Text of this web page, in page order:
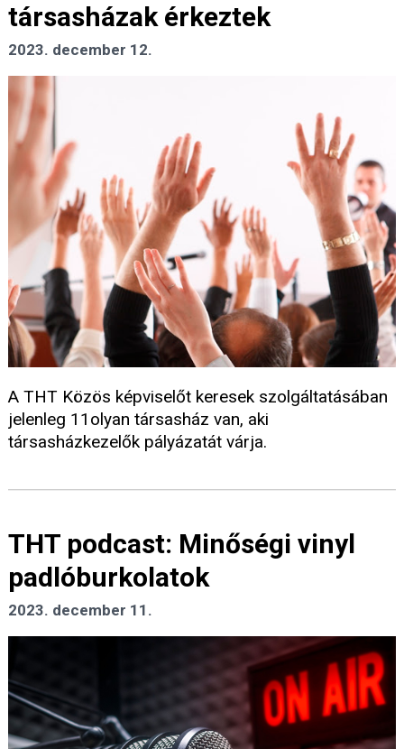
társasházak érkeztek
2023. december 12.
A THT Közös képviselőt keresek szolgáltatásában
jelenleg 11olyan társasház van, aki
társasházkezelők pályázatát várja.
THT podcast: Minőségi vinyl
padlóburkolatok
2023. december 11.